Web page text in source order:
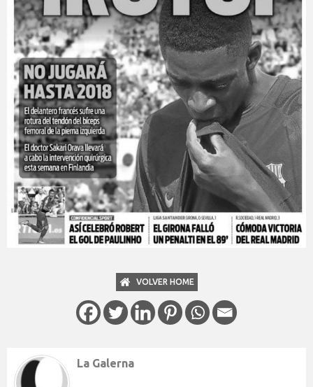
VOLVER HOME
La Galerna